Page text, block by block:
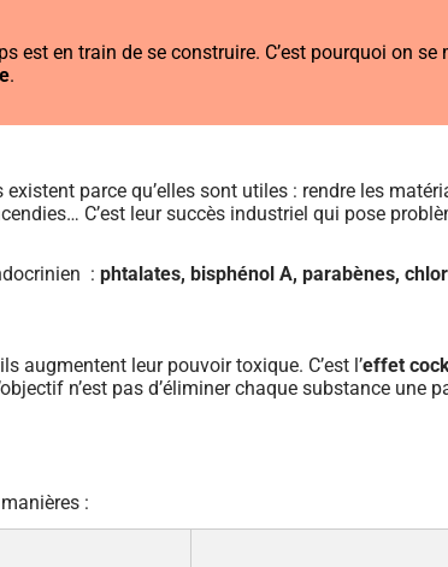
en train de se construire. C’est pourquoi on se
.
parce qu’elles sont utiles : rendre les
C’est leur succès industriel qui pose
:phtalates, bisphénol A, parabènes,
augmentent leur pouvoir toxique. C’est l’effet
n’est pas d’éliminer chaque substance une
: